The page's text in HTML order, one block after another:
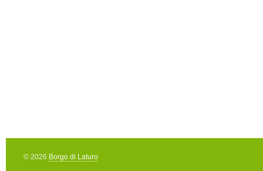
© 2026 Borgo di Laturo